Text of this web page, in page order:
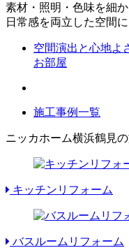
素材・照明・色味を細
日常感を両立した空間
空間演出と心地よ
お部屋
施工事例一覧
ニッカホーム横浜鶴見
キッチンリフォーム
バスルームリフォーム